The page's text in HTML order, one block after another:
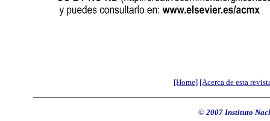
[Home] [Acerca de esta
© 2007 Instituto